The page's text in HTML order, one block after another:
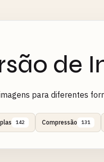
de
para diferentes
142 Compressão 131